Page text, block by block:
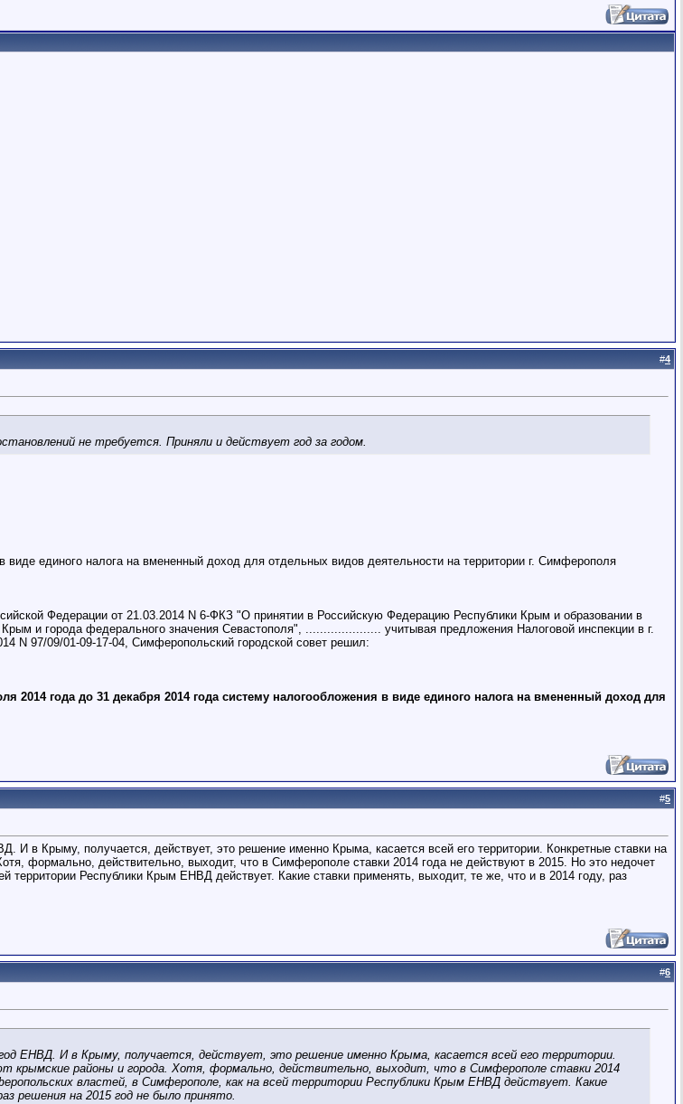
#4
не требуется. Приняли и действует год за годом.
единого налога на вмененный доход для отдельных видов деятельности на территории г. Симферополя
Федерации от 21.03.2014 N 6-ФКЗ "О принятии в Российскую Федерацию Республики Крым и образовании в
и города федерального значения Севастополя", ..................... учитывая предложения Налоговой инспекции в г.
N 97/09/01-09-17-04, Симферопольский городской совет решил:
2014 года до 31 декабря 2014 года систему налогообложения в виде единого налога на вмененный доход для
#5
И в Крыму, получается, действует, это решение именно Крыма, касается всей его территории. Конкретные ставки на
формально, действительно, выходит, что в Симферополе ставки 2014 года не действуют в 2015. Но это недочет
Республики Крым ЕНВД действует. Какие ставки применять, выходит, те же, что и в 2014 году, раз
#6
ЕНВД. И в Крыму, получается, действует, это решение именно Крыма, касается всей его территории.
крымские районы и города. Хотя, формально, действительно, выходит, что в Симферополе ставки 2014
властей, в Симферополе, как на всей территории Республики Крым ЕНВД действует. Какие
решения на 2015 год не было принято.